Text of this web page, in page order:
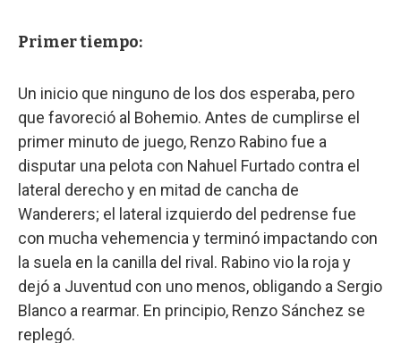
Primer tiempo:
Un inicio que ninguno de los dos esperaba, pero
que favoreció al Bohemio. Antes de cumplirse el
primer minuto de juego, Renzo Rabino fue a
disputar una pelota con Nahuel Furtado contra el
lateral derecho y en mitad de cancha de
Wanderers; el lateral izquierdo del pedrense fue
con mucha vehemencia y terminó impactando con
la suela en la canilla del rival. Rabino vio la roja y
dejó a Juventud con uno menos, obligando a Sergio
Blanco a rearmar. En principio, Renzo Sánchez se
replegó.